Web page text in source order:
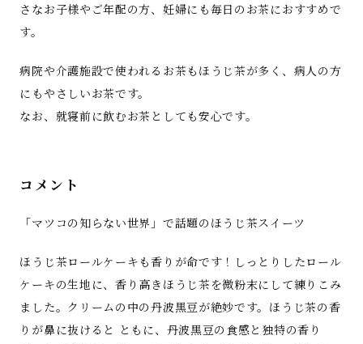
さなお子様やご年配の方、妊婦にも毎日のお茶におすすめで
す。
病院や介護施設で使われるお茶もほうじ茶が多く、病人の方
にもやさしいお茶です。
なお、就寝前に飲むお茶としても安心です。
コメント
「マツコの知らない世界」で話題のほうじ茶スイーツ
ほうじ茶ロールケーキも香りが命です！しっとりしたロール
ケーキの生地に、香り高きほうじ茶を微粉末にして練りこみ
ました。クリームの中の丹波黒豆が絶妙です。ほうじ茶の香
りが鼻に抜けると ともに、丹波黒豆の食感と独特の香り